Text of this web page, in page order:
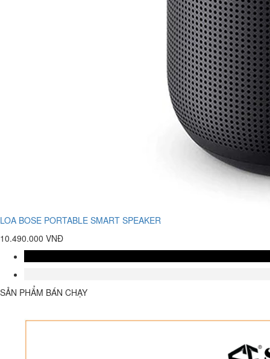
LOA BOSE PORTABLE SMART SPEAKER
10.490.000 VNĐ
SẢN PHẨM BÁN CHẠY